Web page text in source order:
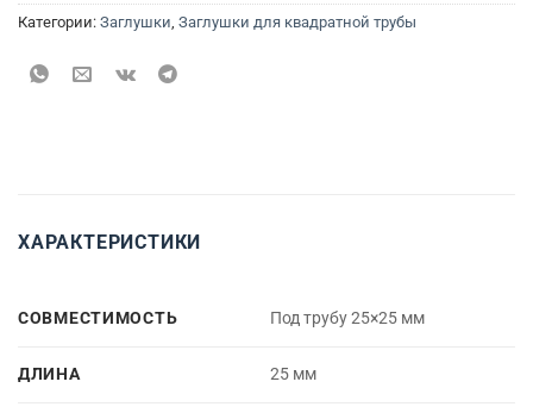
Категории: Заглушки Заглушки для квадратной трубы
ХАРАКТЕРИСТИКИ
СОВМЕСТИМОСТЬ Под трубу 25×25 мм
ДЛИНА 25 мм